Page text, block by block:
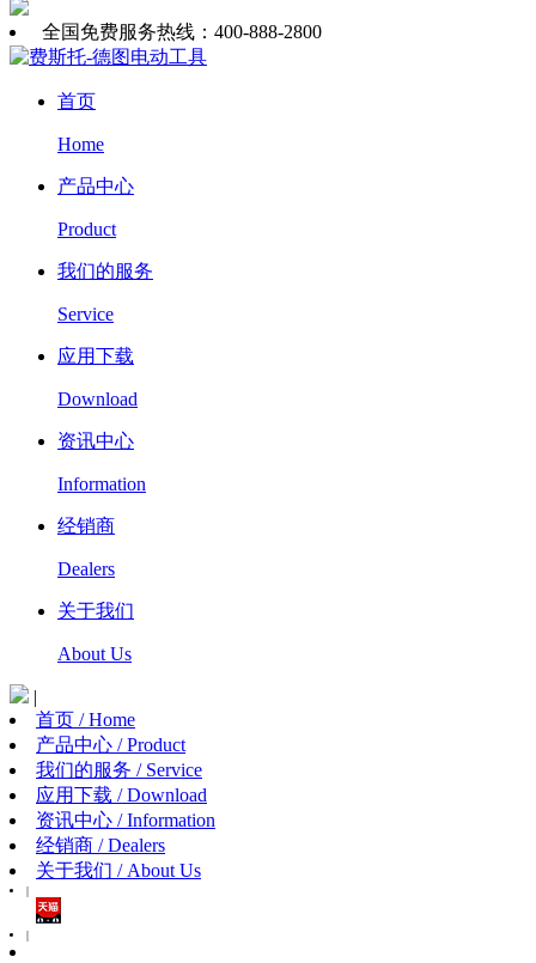
全国免费服务热线：400-888-2800
首页
Home
产品中心
Product
我们的服务
Service
应用下载
Download
资讯中心
Information
经销商
Dealers
关于我们
About Us
|
首页 / Home
产品中心 / Product
我们的服务 / Service
应用下载 / Download
资讯中心 / Information
经销商 / Dealers
关于我们 / About Us
|
|